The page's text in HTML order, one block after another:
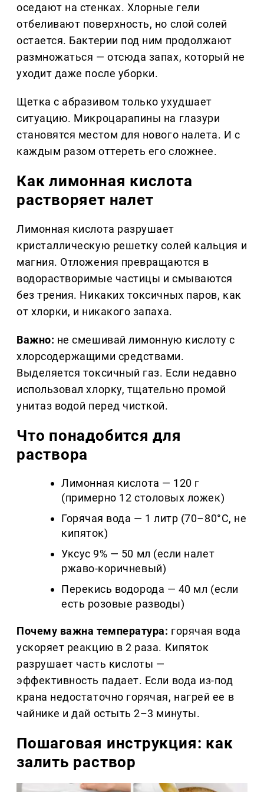
оседают на стенках. Хлорные гели
отбеливают поверхность, но слой солей
остается. Бактерии под ним продолжают
размножаться — отсюда запах, который не
уходит даже после уборки.
Щетка с абразивом только ухудшает
ситуацию. Микроцарапины на глазури
становятся местом для нового налета. И с
каждым разом оттереть его сложнее.
Как лимонная кислота
растворяет налет
Лимонная кислота разрушает
кристаллическую решетку солей кальция и
магния. Отложения превращаются в
водорастворимые частицы и смываются
без трения. Никаких токсичных паров, как
от хлорки, и никакого запаха.
Важно: не смешивай лимонную кислоту с
хлорсодержащими средствами.
Выделяется токсичный газ. Если недавно
использовал хлорку, тщательно промой
унитаз водой перед чисткой.
Что понадобится для
раствора
Лимонная кислота — 120 г
(примерно 12 столовых ложек)
Горячая вода — 1 литр (70–80°C, не
кипяток)
Уксус 9% — 50 мл (если налет
ржаво-коричневый)
Перекись водорода — 40 мл (если
есть розовые разводы)
Почему важна температура: горячая вода
ускоряет реакцию в 2 раза. Кипяток
разрушает часть кислоты —
эффективность падает. Если вода из-под
крана недостаточно горячая, нагрей ее в
чайнике и дай остыть 2–3 минуты.
Пошаговая инструкция: как
залить раствор